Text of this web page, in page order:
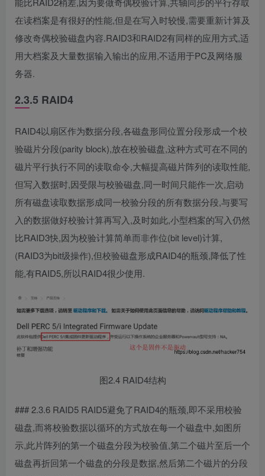
在读档案是有很好的性能,但是在写入时较慢,需要重新计算及
修改奇偶校验磁盘内容.RAID3和RAID2有同样的应用方式,适
用大档案及大量数据输入输出的应用,不适用于PC及网络服
务器.
2.3.5 RAID4
RAID4以扇区作为数据分段,各磁盘形同位置分段形成一个校
验磁片分段(parity block),放在校验磁盘,这种方式可在不同的
磁片平行执行不同的读取命令,大幅提高磁片阵列的读取性能,
但写入数据时,因受限与校验磁盘,同一时间只能作一次,启动
所有磁盘读取数据形成同一校验分段的所有数据分段,与要写
入的数据做好校验计算再写入,及时如此,小型档案的写入仍然
比RAID3快,因为校验计算简单而非作位(bit level)计算,
(RAID3为bit级操作),但校验磁盘形成RAID4的瓶颈,降低了性
能,有RAID5,所以RAID4很少使用.
图2.4 RAID4结构
### 2.3.6 RAID5 RAID5避免了RAID4的瓶颈,即不采用校验
磁盘,而将校验数据以循环的方式放在每一个磁盘中,如图所
示,此片阵列的第一个磁盘分段为校验值,第二个磁片至后一个
磁盘再折回第一个磁盘的分段是数据,然后第二个磁片的分段